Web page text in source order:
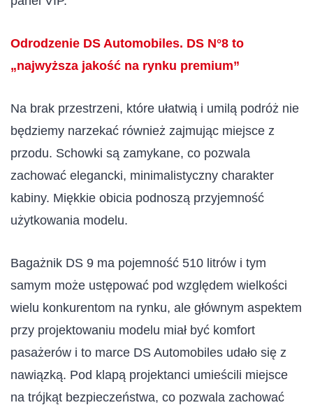
Odrodzenie DS Automobiles. DS N°8 to
„najwyższa jakość na rynku premium”
Na brak przestrzeni, które ułatwią i umilą podróż nie
będziemy narzekać również zajmując miejsce z
przodu. Schowki są zamykane, co pozwala
zachować elegancki, minimalistyczny charakter
kabiny. Miękkie obicia podnoszą przyjemność
użytkowania modelu.
Bagażnik DS 9 ma pojemność 510 litrów i tym
samym może ustępować pod względem wielkości
wielu konkurentom na rynku, ale głównym aspektem
przy projektowaniu modelu miał być komfort
pasażerów i to marce DS Automobiles udało się z
nawiązką. Pod klapą projektanci umieścili miejsce
na trójkąt bezpieczeństwa, co pozwala zachować